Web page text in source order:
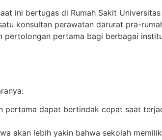
ini bertugas di Rumah Sakit Universitas
konsultan perawatan darurat pra-
pertolongan pertama bagi berbagai
dapat bertindak cepat saat
akan lebih yakin bahwa sekolah